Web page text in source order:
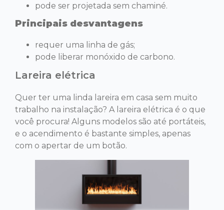
pode ser projetada sem chaminé.
Principais desvantagens
requer uma linha de gás;
pode liberar monóxido de carbono.
Lareira elétrica
Quer ter uma linda lareira em casa sem muito
trabalho na instalação? A lareira elétrica é o que
você procura! Alguns modelos são até portáteis,
e o acendimento é bastante simples, apenas
com o apertar de um botão.